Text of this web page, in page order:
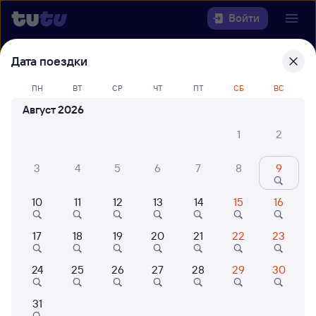
Войти
Выберите день, чтобы найти
билеты Ртищево-1 — Кузнецк
Откуда
Кто едет
Найти поезда
Дата поездки
ПН ВТ СР ЧТ ПТ СБ ВС
Август 2026
1
2
3 4 5 6 7 8 9
10 11 12 13 14 15 16
17 18 19 20 21 22 23
24 25 26 27 28 29 30
31